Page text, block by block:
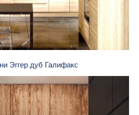
Эггер дуб Галифакс